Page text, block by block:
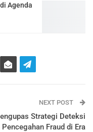
Agenda
NEXT POST
Strategi Deteksi
Pencegahan Fraud di Era